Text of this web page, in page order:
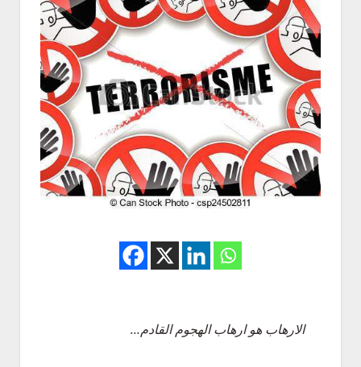
الارهاب هو ارهاب الهجوم القادم…